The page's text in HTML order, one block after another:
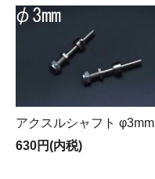
アクスルシャフト φ3mm
630円(内税)